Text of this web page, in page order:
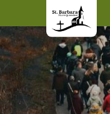
Zum Inhalt springen